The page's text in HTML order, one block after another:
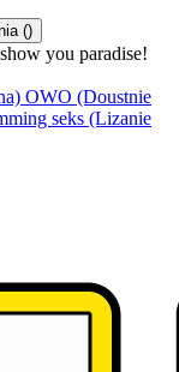
()
you paradise!
OWO (Doustnie
seks (Lizanie